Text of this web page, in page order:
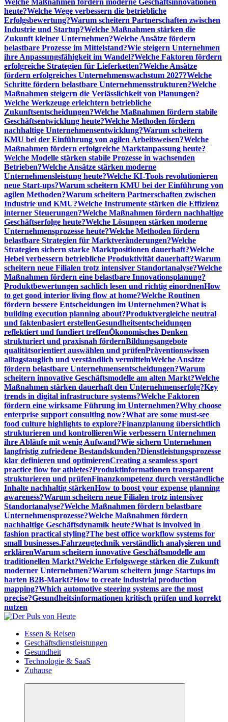
Welche Maßnahmen fördern moderne Geschäftsinnovationen
heute?Welche Wege verbessern die betriebliche
Erfolgsbewertung?Warum scheitern Partnerschaften zwischen
Industrie und Startup?Welche Maßnahmen stärken die
Zukunft kleiner Unternehmen?Welche Ansätze fördern
belastbare Prozesse im Mittelstand?Wie steigern Unternehmen
ihre Anpassungsfähigkeit im Wandel?Welche Faktoren fördern
erfolgreiche Strategien für Lieferketten?Welche Ansätze
fördern erfolgreiches Unternehmenswachstum 2027?Welche
Schritte fördern belastbare Unternehmensstrukturen?Welche
Maßnahmen steigern die Verlässlichkeit von Planungen?
Welche Werkzeuge erleichtern betriebliche
Zukunftsentscheidungen?Welche Maßnahmen fördern stabile
Geschäftsentwicklung heute?Welche Methoden fördern
nachhaltige Unternehmensentwicklung?Warum scheitern
KMU bei der Einführung von agilen Arbeitsweisen?Welche
Maßnahmen fördern erfolgreiche Marktanpassung heute?
Welche Modelle stärken stabile Prozesse in wachsenden
Betrieben?Welche Ansätze stärken moderne
Unternehmensleistung heute?Welche KI-Tools revolutionieren
neue Start-ups?Warum scheitern KMU bei der Einführung von
agilen Methoden?Warum scheitern Partnerschaften zwischen
Industrie und KMU?Welche Instrumente stärken die Effizienz
interner Steuerungen?Welche Maßnahmen fördern nachhaltige
Geschäftserfolge heute?Welche Lösungen stärken moderne
Unternehmensprozesse heute?Welche Methoden fördern
belastbare Strategien für Marktveränderungen?Welche
Strategien sichern starke Marktpositionen dauerhaft?Welche
Hebel verbessern betriebliche Produktivität dauerhaft?Warum
scheitern neue Filialen trotz intensiver Standortanalyse?Welche
Maßnahmen fördern eine belastbare Innovationsplanung?
Produktbewertungen sachlich lesen und richtig einordnenHow
to get good interior living flow at home?Welche Routinen
fördern bessere Entscheidungen im Unternehmen?What is
building execution planning about?Produktvergleiche neutral
und faktenbasiert erstellenGesundheitsentscheidungen
reflektiert und fundiert treffenÖkonomisches Denken
strukturiert und praxisnah fördernBildungsangebote
qualitätsorientiert auswählen und prüfenPräventionswissen
alltagstauglich und verständlich vermittelnWelche Ansätze
fördern belastbare Unternehmensentscheidungen?Warum
scheitern innovative Geschäftsmodelle am alten Markt?Welche
Maßnahmen stärken dauerhaft den Unternehmenserfolg?Key
trends in digital infrastructure systems?Welche Faktoren
fördern eine wirksame Führung im Unternehmen?Why choose
enterprise support consulting now?What are some must-see
food culture highlights to explore?Finanzplanung übersichtlich
strukturieren und kontrollierenWie verbessern Unternehmen
ihre Abläufe mit wenig Aufwand?Wie sichern Unternehmen
langfristig zufriedene Bestandskunden?Dienstleistungsprozesse
klar definieren und optimierenCreating a seamless sport
practice flow for athletes?Produktinformationen transparent
strukturieren und prüfenFinanzkompetenz durch verständliche
Inhalte nachhaltig stärkenHow to boost your expense planning
awareness?Warum scheitern neue Filialen trotz intensiver
Standortanalyse?Welche Maßnahmen fördern belastbare
Unternehmensprozesse?Welche Maßnahmen fördern
nachhaltige Geschäftsdynamik heute?What is involved in
fashion practical styling?The best office workflow systems for
small businesses.Fahrzeugtechnik verständlich analysieren und
erklärenWarum scheitern innovative Geschäftsmodelle am
traditionellen Markt?Welche Erfolgswege stärken die Zukunft
moderner Unternehmen?Warum scheitern junge Startups im
harten B2B-Markt?How to create industrial production
mapping?Which automotive steering systems are the most
precise?Gesundheitsinformationen kritisch prüfen und korrekt
nutzen
Meldungen die Resonanz finden
Essen & Reisen
Geschäftsdienstleistungen
Gesundheit
Technologie & SaaS
Zuhause